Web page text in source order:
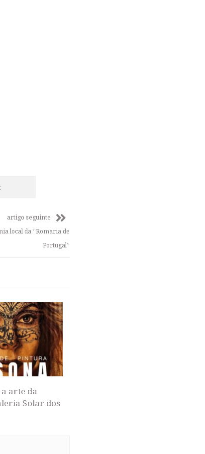
artigo seguinte
local da “Romaria de
Portugal”
arte da
Solar dos